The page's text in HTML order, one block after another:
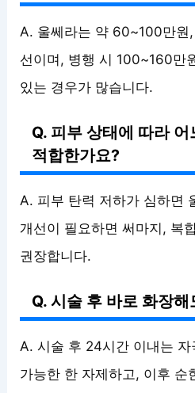
A. 울쎄라는 약 60~100만원
선이며, 병행 시 100~160만
있는 경우가 많습니다.
Q. 피부 상태에 따라 어
적합한가요?
A. 피부 탄력 저하가 심하면
개선이 필요하면 써마지, 복
권장합니다.
Q. 시술 후 바로 화장해
A. 시술 후 24시간 이내는 자
가능한 한 자제하고, 이후 순